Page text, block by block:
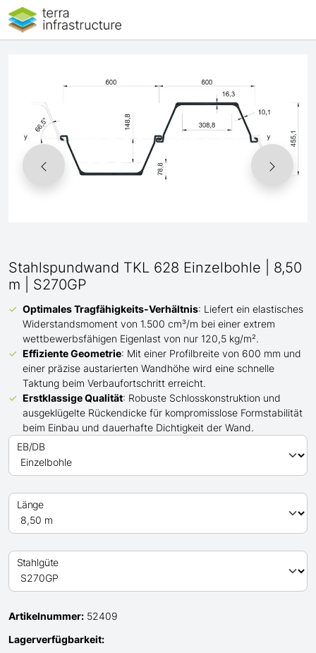
Stahlspundwand TKL 628 Einzelbohle | 8,50
m | S270GP
Optimales Tragfähigkeits-Verhältnis: Liefert ein elastisches
Widerstandsmoment von 1.500 cm³/m bei einer extrem
wettbewerbsfähigen Eigenlast von nur 120,5 kg/m².
Effiziente Geometrie: Mit einer Profilbreite von 600 mm und
einer präzise austarierten Wandhöhe wird eine schnelle
Taktung beim Verbaufortschritt erreicht.
Erstklassige Qualität: Robuste Schlosskonstruktion und
ausgeklügelte Rückendicke für kompromisslose Formstabilität
beim Einbau und dauerhafte Dichtigkeit der Wand.
EB/DB
Länge
Stahlgüte
Artikelnummer: 52409
Lagerverfügbarkeit: